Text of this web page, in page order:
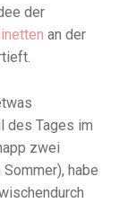
der
an der
des Tages im
zwei
habe